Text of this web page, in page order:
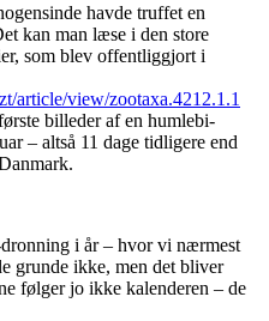
havde truffet en
kan man læse i den store
som blev offentliggjort i
article/view/zootaxa.4212.1.1
billeder af en humlebi-
– altså 11 dage tidligere end
i år – hvor vi nærmest
grunde ikke, men det bliver
følger jo ikke kalenderen – de